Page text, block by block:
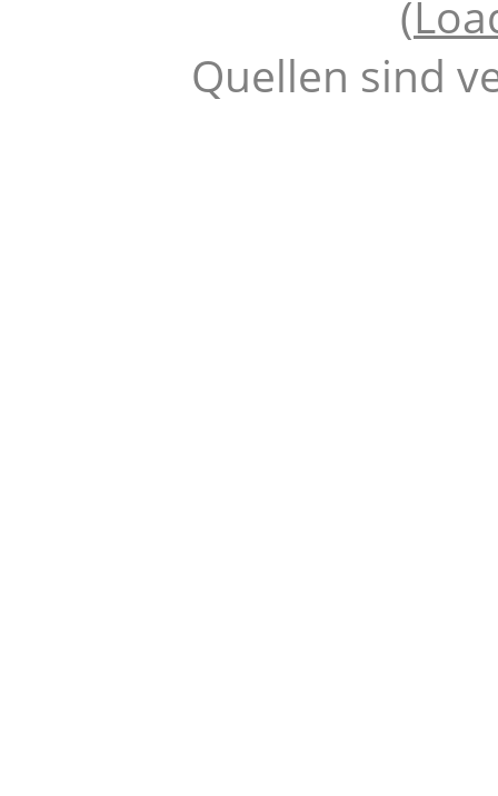
(
Quellen sind